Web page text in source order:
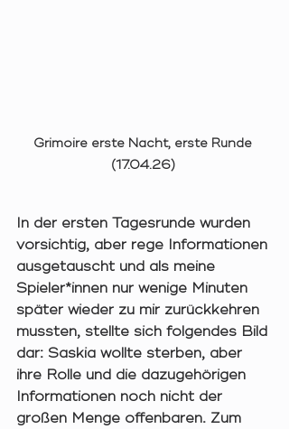
Grimoire erste Nacht, erste Runde
(17.04.26)
In der ersten Tagesrunde wurden
vorsichtig, aber rege Informationen
ausgetauscht und als meine
Spieler*innen nur wenige Minuten
später wieder zu mir zurückkehren
mussten, stellte sich folgendes Bild
dar: Saskia wollte sterben, aber
ihre Rolle und die dazugehörigen
Informationen noch nicht der
großen Menge offenbaren. Zum